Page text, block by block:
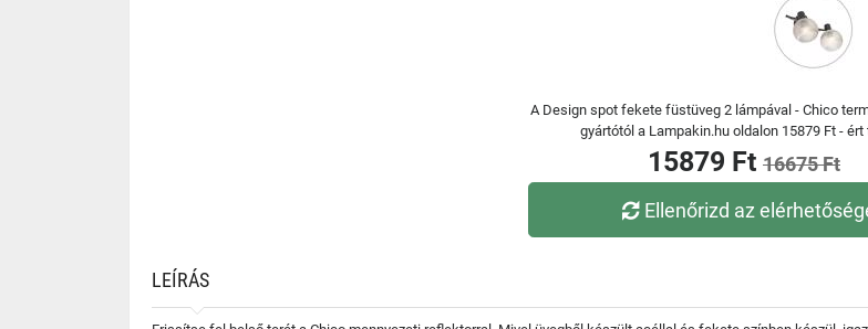
A Design spot fekete füstüveg 2 lámpával - Chico
gyártótól a Lampakin.hu oldalon 15879 Ft - ért
15879 Ft 16675 Ft
Ellenőrizd az
LEÍRÁS